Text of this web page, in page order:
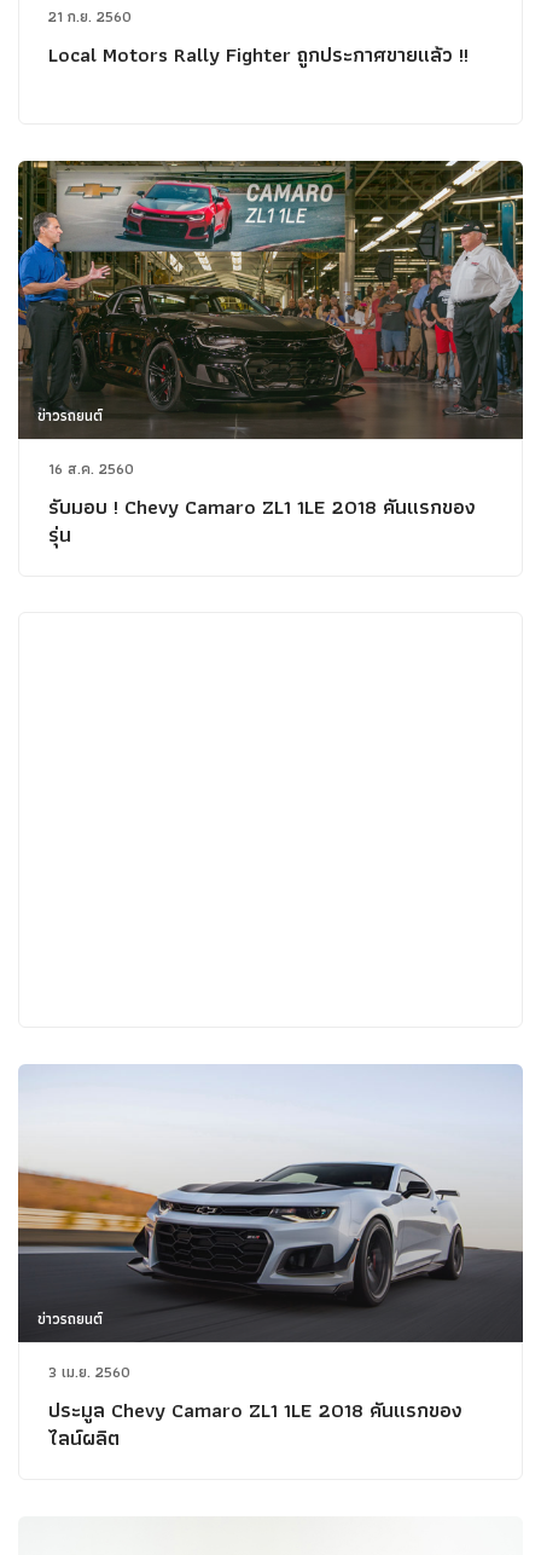
21 ก.ย. 2560
Local Motors Rally Fighter ถูกประกาศขายแล้ว !!
ข่าวรถยนต์
16 ส.ค. 2560
รับมอบ ! Chevy Camaro ZL1 1LE 2018 คันแรกของ
รุ่น
ข่าวรถยนต์
3 เม.ย. 2560
ประมูล Chevy Camaro ZL1 1LE 2018 คันแรกของ
ไลน์ผลิต